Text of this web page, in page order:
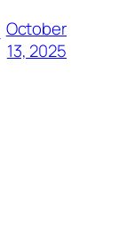
October
13, 2025